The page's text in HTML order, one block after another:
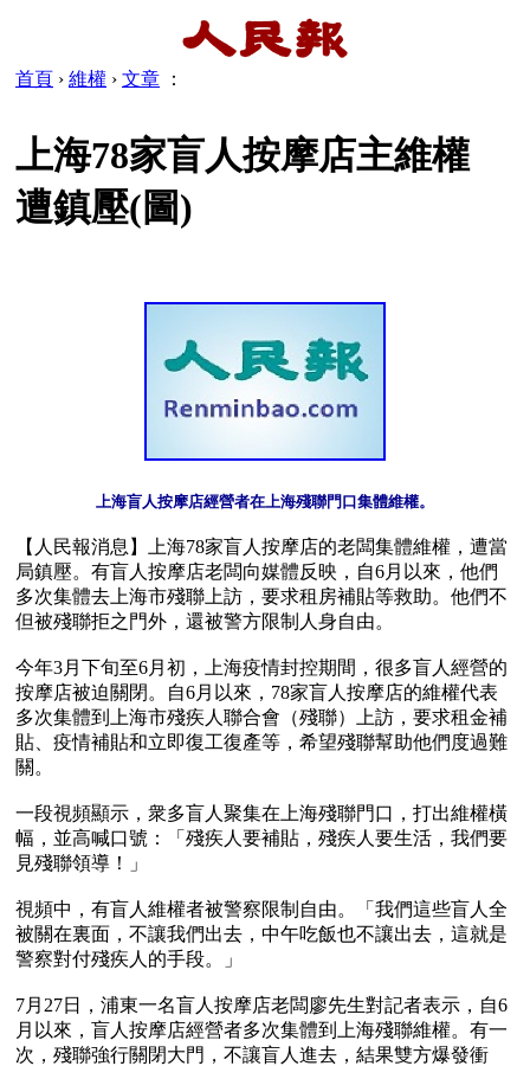
首頁 › 維權 › 文章 ：
上海78家盲人按摩店主維權
遭鎮壓(圖)
【人民報消息】上海78家盲人按摩店的老闆集體維權，遭當
局鎮壓。有盲人按摩店老闆向媒體反映，自6月以來，他們
多次集體去上海市殘聯上訪，要求租房補貼等救助。他們不
但被殘聯拒之門外，還被警方限制人身自由。
今年3月下旬至6月初，上海疫情封控期間，很多盲人經營的
按摩店被迫關閉。自6月以來，78家盲人按摩店的維權代表
多次集體到上海市殘疾人聯合會（殘聯）上訪，要求租金補
貼、疫情補貼和立即復工復產等，希望殘聯幫助他們度過難
關。
一段視頻顯示，衆多盲人聚集在上海殘聯門口，打出維權橫
幅，並高喊口號：「殘疾人要補貼，殘疾人要生活，我們要
見殘聯領導！」
視頻中，有盲人維權者被警察限制自由。「我們這些盲人全
被關在裏面，不讓我們出去，中午吃飯也不讓出去，這就是
警察對付殘疾人的手段。」
7月27日，浦東一名盲人按摩店老闆廖先生對記者表示，自6
月以來，盲人按摩店經營者多次集體到上海殘聯維權。有一
次，殘聯強行關閉大門，不讓盲人進去，結果雙方爆發衝